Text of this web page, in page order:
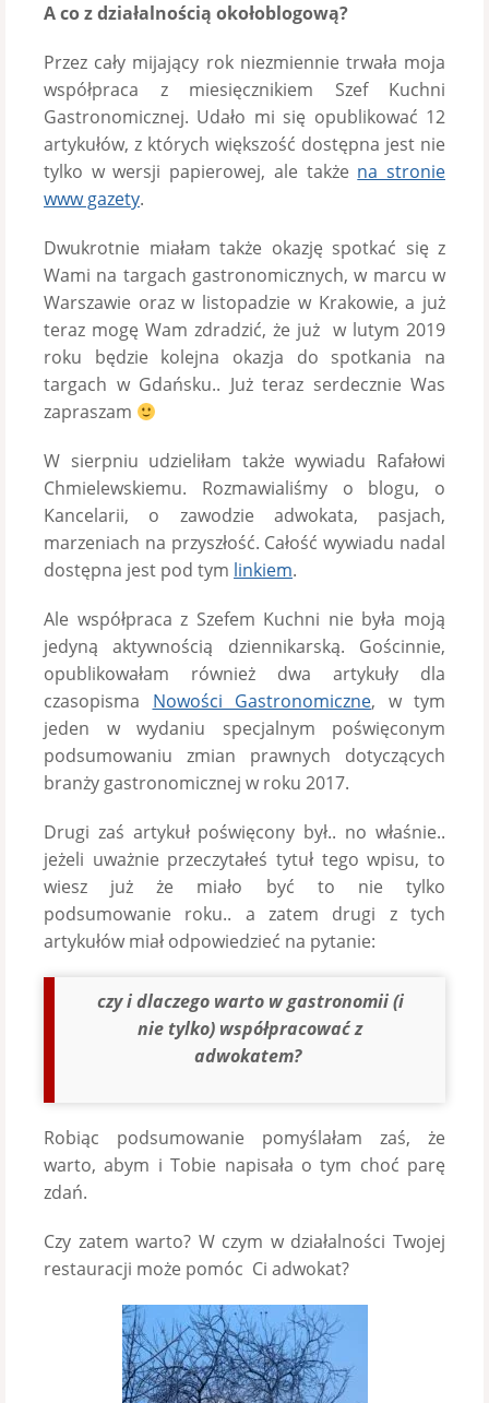
A co z działalnością okołoblogową?
Przez cały mijający rok niezmiennie trwała moja
współpraca z miesięcznikiem Szef Kuchni
Gastronomicznej. Udało mi się opublikować 12
artykułów, z których większość dostępna jest nie
tylko w wersji papierowej, ale także na stronie
www gazety.
Dwukrotnie miałam także okazję spotkać się z
Wami na targach gastronomicznych, w marcu w
Warszawie oraz w listopadzie w Krakowie, a już
teraz mogę Wam zdradzić, że już w lutym 2019
roku będzie kolejna okazja do spotkania na
targach w Gdańsku.. Już teraz serdecznie Was
zapraszam
W sierpniu udzieliłam także wywiadu Rafałowi
Chmielewskiemu. Rozmawialiśmy o blogu, o
Kancelarii, o zawodzie adwokata, pasjach,
marzeniach na przyszłość. Całość wywiadu nadal
dostępna jest pod tym linkiem.
Ale współpraca z Szefem Kuchni nie była moją
jedyną aktywnością dziennikarską. Gościnnie,
opublikowałam również dwa artykuły dla
czasopisma Nowości Gastronomiczne, w tym
jeden w wydaniu specjalnym poświęconym
podsumowaniu zmian prawnych dotyczących
branży gastronomicznej w roku 2017.
Drugi zaś artykuł poświęcony był.. no właśnie..
jeżeli uważnie przeczytałeś tytuł tego wpisu, to
wiesz już że miało być to nie tylko
podsumowanie roku.. a zatem drugi z tych
artykułów miał odpowiedzieć na pytanie:
czy i dlaczego warto w gastronomii (i
nie tylko) współpracować z
adwokatem?
Robiąc podsumowanie pomyślałam zaś, że
warto, abym i Tobie napisała o tym choć parę
zdań.
Czy zatem warto? W czym w działalności Twojej
restauracji może pomóc Ci adwokat?